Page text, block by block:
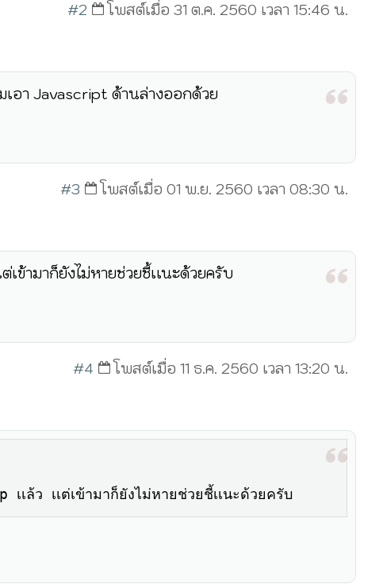
#2 โพสต์เมื่อ 31 ต.ค. 2560 เวลา 15:46 น.
เอา Javascript ด้านล่างออกด้วย
#3 โพสต์เมื่อ 01 พ.ย. 2560 เวลา 08:30 น.
ข้ามาก็ยังไม่หายช่วยชี้เเนะด้วยครับ
#4 โพสต์เมื่อ 11 ธ.ค. 2560 เวลา 13:20 น.
ล้ว เเต่เข้ามาก็ยังไม่หายช่วยชี้เเนะด้วยครับ